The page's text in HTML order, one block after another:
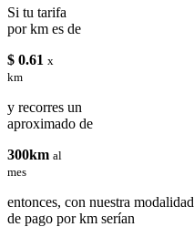
Si tu tarifa
por km es de
$ 0.61 x
km
y recorres un
aproximado de
300km al
mes
entonces, con nuestra modalidad
de pago por km serían